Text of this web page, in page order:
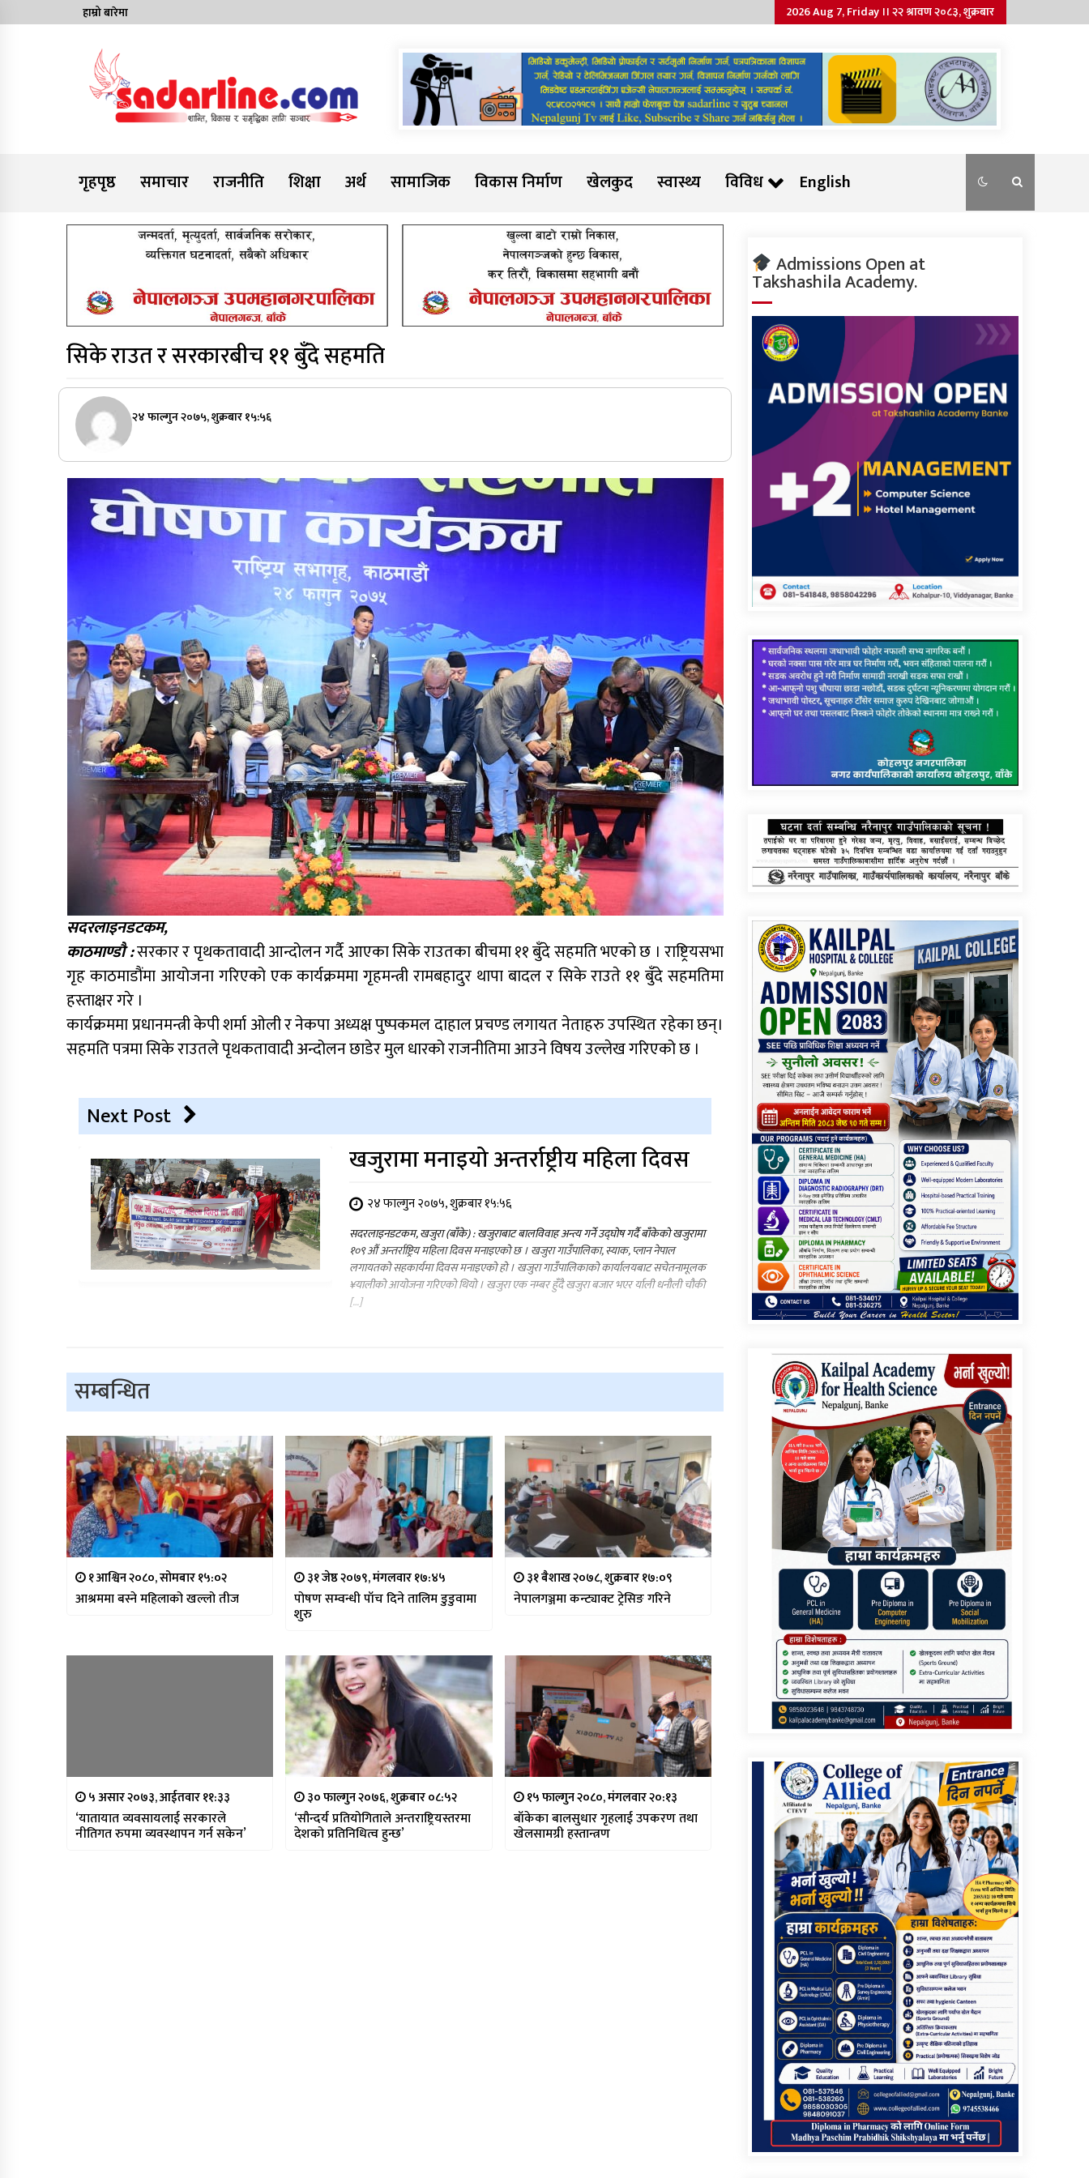
to
हाम्रो बारेमा 2026 Aug 7, Friday ।। २२ श्रावण २०८३, शुक्रबार
Sadarline
गृहपृष्ठ
समाचार राजनीति शिक्षा अर्थ सामाजिक विकास निर्माण खेलकुद स्वास्थ्य विविध English
सिके राउत र सरकारबीच ११ बुँदे सहमति
२४ फाल्गुन २०७५, शुक्रबार १५:५६
सदरलाइनडटकम,
काठमाण्डौ :सरकार र पृथकतावादी आन्दोलन गर्दै आएका सिके राउतका बीचमा ११ बुँदे सहमति भएको छ । राष्ट्रियसभा
गृह काठमाडौंमा आयोजना गरिएको एक कार्यक्रममा गृहमन्त्री रामबहादुर थापा बादल र सिके राउते ११ बुँदे सहमतिमा
हस्ताक्षर गरे ।
कार्यक्रममा प्रधानमन्त्री केपी शर्मा ओली र नेकपा अध्यक्ष पुष्पकमल दाहाल प्रचण्ड लगायत नेताहरु उपस्थित रहेका छन्।
सहमति पत्रमा सिके राउतले पृथकतावादी अन्दोलन छाडेर मुल धारको राजनीतिमा आउने विषय उल्लेख गरिएको छ ।
Next Post
खजुरामा मनाइयो अन्तर्राष्ट्रीय महिला दिवस
२४ फाल्गुन २०७५, शुक्रबार १५:५६
सदरलाइनडटकम, खजुरा (बाँके) : खजुराबाट बालविवाह अन्त्य गर्ने उद्घोष गर्दै बाँकेको खजुरामा
१०९ औं अन्तर्राष्ट्रिय महिला दिवस मनाइएको छ । खजुरा गाउँपालिका, स्याक, प्लान नेपाल
लगायतको सहकार्यमा दिवस मनाइएको हो । खजुरा गाउँपालिकाको कार्यालयबाट सचेतनामूलक
¥यालीको आयोजना गरिएको थियो । खजुरा एक नम्बर हुँदै खजुरा बजार भएर र्याली धनौली चौकी
[…]
सम्बन्धित
१ आश्विन २०८०, सोमबार १५:०२
आश्रममा बस्ने महिलाको खल्लो तीज
३१ जेष्ठ २०७९, मंगलवार १७:४५
पोषण सम्वन्धी पाँच दिने तालिम डुडुवामा
शुरु
३१ बैशाख २०७८, शुक्रबार १७:०९
नेपालगञ्जमा कन्ट्याक्ट ट्रेसिङ गरिने
५ असार २०७३, आईतवार ११:३३
‘यातायात व्यवसायलाई सरकारले
नीतिगत रुपमा व्यवस्थापन गर्न सकेन’
३० फाल्गुन २०७६, शुक्रबार ०८:५२
‘सौन्दर्य प्रतियोगिताले अन्तराष्ट्रियस्तरमा
देशको प्रतिनिधित्व हुन्छ’
१५ फाल्गुन २०८०, मंगलवार २०:१३
बाँकेका बालसुधार गृहलाई उपकरण तथा
खेलसामग्री हस्तान्त्रण
Admissions Open at
Takshashila Academy.